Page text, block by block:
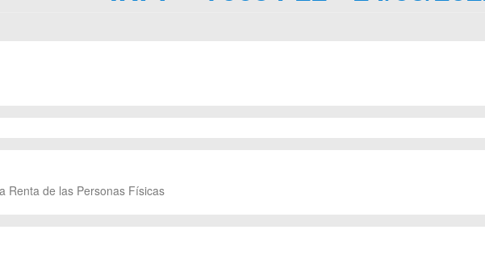
Renta de las Personas Físicas